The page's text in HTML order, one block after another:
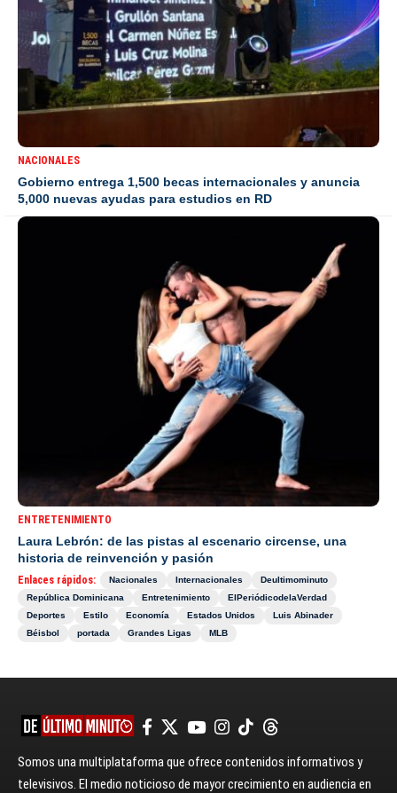
NACIONALES
Gobierno entrega 1,500 becas internacionales y anuncia
5,000 nuevas ayudas para estudios en RD
ENTRETENIMIENTO
Laura Lebrón: de las pistas al escenario circense, una
historia de reinvención y pasión
Enlaces rápidos: Nacionales Internacionales
Deultimominuto
República Dominicana
Entretenimiento
ElPeriódicodelaVerdad
Deportes
Estilo Economía Estados Unidos
Luis Abinader
Béisbol
portada Grandes Ligas MLB
Somos una multiplataforma que ofrece contenidos informativos y
televisivos. El medio noticioso de mayor crecimiento en audiencia en